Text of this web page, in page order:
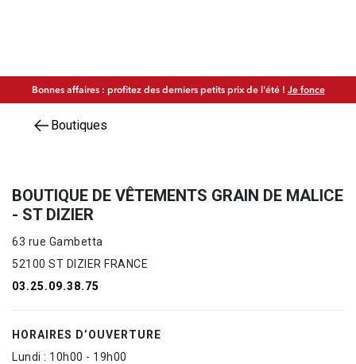
Bonnes affaires : profitez des derniers petits prix de l'été ! Je fonce
Boutiques
BOUTIQUE DE VÊTEMENTS GRAIN DE MALICE
- ST DIZIER
63 rue Gambetta
52100 ST DIZIER FRANCE
03.25.09.38.75
HORAIRES D’OUVERTURE
Lundi : 10h00 - 19h00